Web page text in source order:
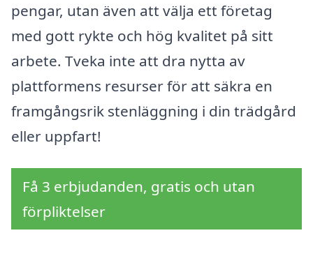
pengar, utan även att välja ett företag
med gott rykte och hög kvalitet på sitt
arbete. Tveka inte att dra nytta av
plattformens resurser för att säkra en
framgångsrik stenläggning i din trädgård
eller uppfart!
Få 3 erbjudanden, gratis och utan
förpliktelser